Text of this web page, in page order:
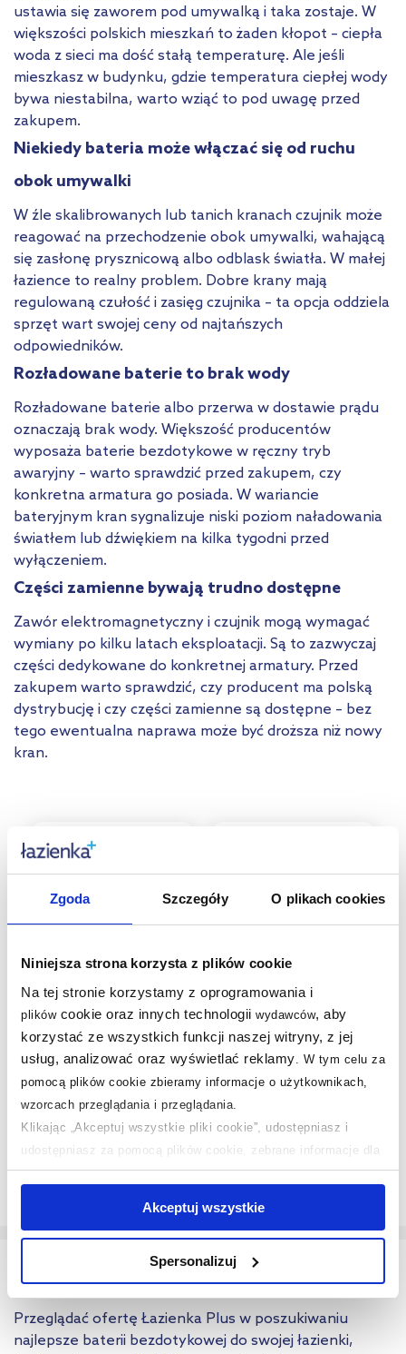
Zgoda Szczegóły O plikach cookies
Niniejsza strona korzysta z plików cookie
Na tej stronie korzystamy z oprogramowania i
plikówcookie oraz innych technologii wydawców, aby
korzystać ze wszystkich funkcji naszej witryny, z jej
usług, analizować oraz wyświetlać reklamy
W tym celu za
pomocą plików cookie zbieramy informacje o użytkownikach,
wzorcach przeglądania i przeglądania.
Klikając „Akceptuj wszystkie pliki cookie”, udostępniasz i
udostępniasz za pomocą plików cookie, zebrane informacje dla
użytkowników zewnętrznych, a także nasi partnerzy reklamowi.
jednak, że zablokowane niektóre pliki cookie mogą mieć wpływ
na sposób dostarczania treści niedostosowanych do potrzeb
kliknij „Ustawienia plików cookie”.
Jeśli chcesz uzyskać więcej
Akceptuj wszystkie
Spersonalizuj
ustawia się zaworem pod umywalką i taka zostaje. W
większości polskich mieszkań to żaden kłopot – ciepła
woda z sieci ma dość stałą temperaturę. Ale jeśli
mieszkasz w budynku, gdzie temperatura ciepłej wody
bywa niestabilna, warto wziąć to pod uwagę przed
zakupem.
Niekiedy bateria może włączać się od ruchu
obok umywalki
W źle skalibrowanych lub tanich kranach czujnik może
reagować na przechodzenie obok umywalki, wahającą
się zasłonę prysznicową albo odblask światła. W małej
łazience to realny problem. Dobre krany mają
regulowaną czułość i zasięg czujnika – ta opcja oddziela
sprzęt wart swojej ceny od najtańszych
odpowiedników.
Rozładowane baterie to brak wody
Rozładowane baterie albo przerwa w dostawie prądu
oznaczają brak wody. Większość producentów
wyposaża baterie bezdotykowe w ręczny tryb
awaryjny – warto sprawdzić przed zakupem, czy
konkretna armatura go posiada. W wariancie
bateryjnym kran sygnalizuje niski poziom naładowania
światłem lub dźwiękiem na kilka tygodni przed
wyłączeniem.
Części zamienne bywają trudno dostępne
Zawór elektromagnetyczny i czujnik mogą wymagać
wymiany po kilku latach eksploatacji. Są to zazwyczaj
części dedykowane do konkretnej armatury. Przed
zakupem warto sprawdzić, czy producent ma polską
dystrybucję i czy części zamienne są dostępne – bez
tego ewentualna naprawa może być droższa niż nowy
kran.
Dostępność: 24h!
Deante Sense
bateria umywalkowa
stojąca elektroniczna
stal BQRF29V
878,00 zł
Dostępność:24h!
Hansgrohe Vernis
Blend zawór
umywalkowy stojący
elektryczny chrom
71504000
874
Jak wybrać baterię bezdotykową do łazienki?
Przeglądać ofertę Łazienka Plus w poszukiwaniu
najlepsze baterii bezdotykowej do swojej łazienki,